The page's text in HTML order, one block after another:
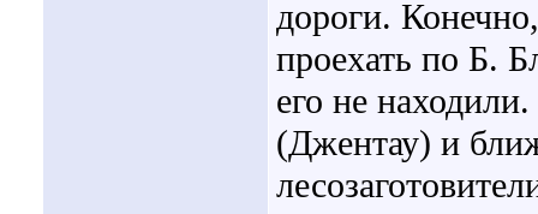
дороги.
проехать по Б.
его не
(Джентау) и